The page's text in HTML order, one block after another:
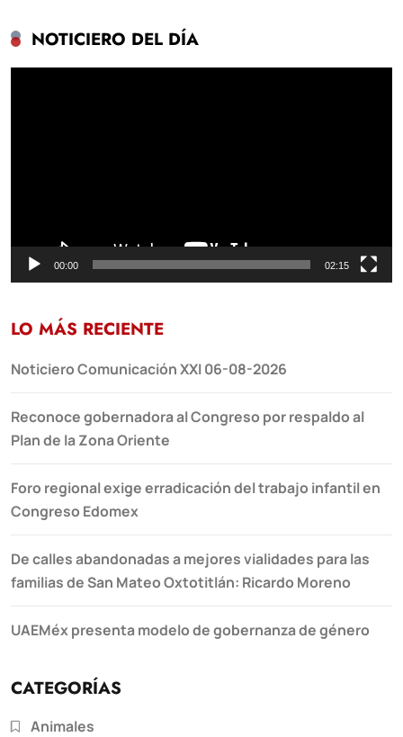
NOTICIERO DEL DÍA
00:00 02:15
LO MÁS RECIENTE
Noticiero Comunicación XXI 06-08-2026
Reconoce gobernadora al Congreso por respaldo al
Plan de la Zona Oriente
Foro regional exige erradicación del trabajo infantil en
Congreso Edomex
De calles abandonadas a mejores vialidades para las
familias de San Mateo Oxtotitlán: Ricardo Moreno
UAEMéx presenta modelo de gobernanza de género
CATEGORÍAS
Animales